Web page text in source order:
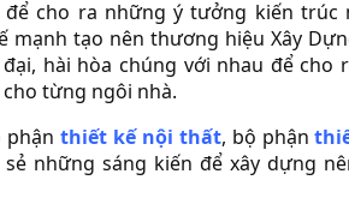
cho ra những ý tưởng kiến
mạnh tạo nên thương hiệu Xây
hài hòa chúng với nhau để
từng ngôi nhà.
phận thiết kế nội thất, bộ phận
sẻ những sáng kiến để xây dựng